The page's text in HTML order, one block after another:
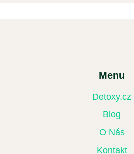
Menu
Detoxy.cz
Blog
O Nás
Kontakt